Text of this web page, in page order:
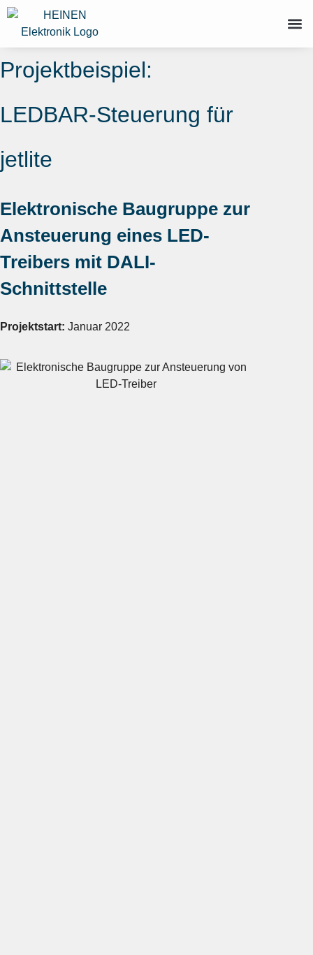
Projektbeispiel:
LEDBAR-Steuerung für
jetlite
Elektronische Baugruppe zur
Ansteuerung eines LED-
Treibers mit DALI-
Schnittstelle
Projektstart: Januar 2022